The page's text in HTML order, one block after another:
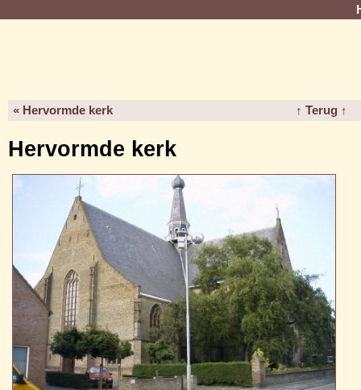
« Hervormde kerk ↑ Terug ↑
Hervormde kerk